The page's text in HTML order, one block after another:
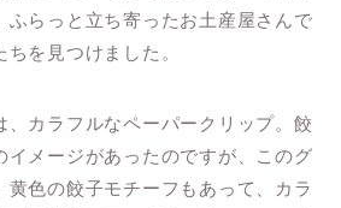
ふらっと立ち寄ったお土産屋さんで
を見つけました。
、カラフルなペーパークリップ。餃
イメージがあったのですが、このグ
黄色の餃子モチーフもあって、カラ